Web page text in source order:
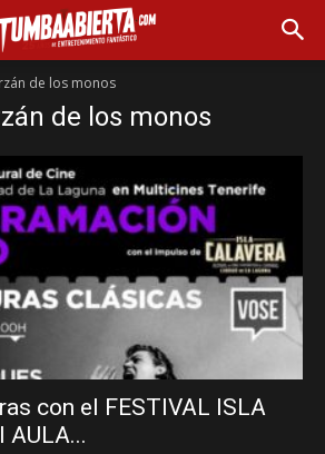
de los monos
de los monos
con el FESTIVAL ISLA
AULA...